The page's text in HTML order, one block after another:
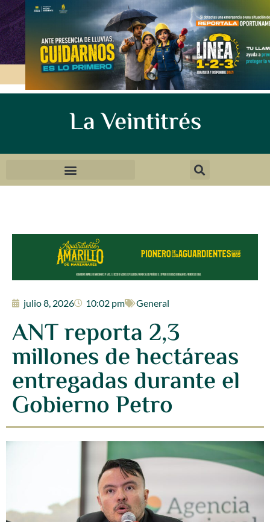
La Veintitrés
julio 8, 2026 10:02 pm General
ANT reporta 2,3
millones de hectáreas
entregadas durante el
Gobierno Petro